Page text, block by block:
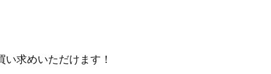
求めいただけます！